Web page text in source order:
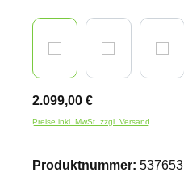
2.099,00 €
Preise inkl. MwSt. zzgl. Versand
Produktnummer: 537653